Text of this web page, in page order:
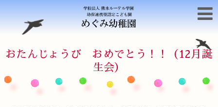
おたんじょうび おめでとう！！（12月誕
生会）